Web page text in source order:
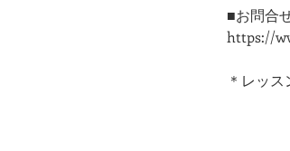
■お問合
https://
＊レッ